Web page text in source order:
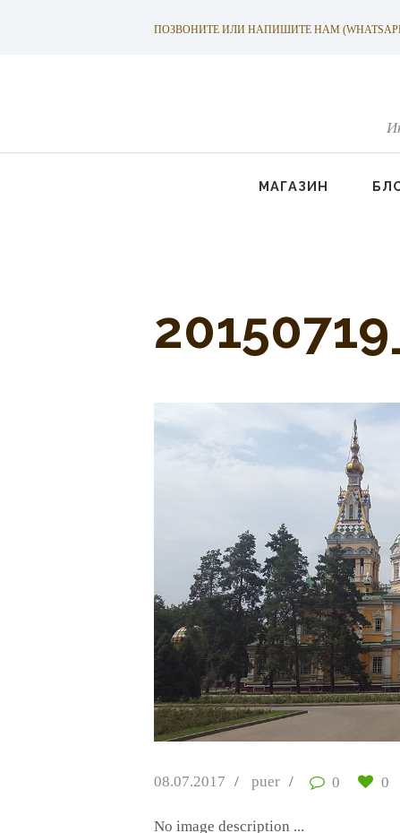
ПОЗВОНИТЕ ИЛИ НАПИШИТЕ НАМ (WHATSAPP):
МАГАЗИН
08.07.2017 puer 0 0
No image description ...